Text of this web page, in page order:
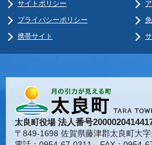
サイトポリシー
プライバシーポリシー
携帯サイト
太良町役場法人番号
〒849-1698 佐賀県藤津郡太良町大